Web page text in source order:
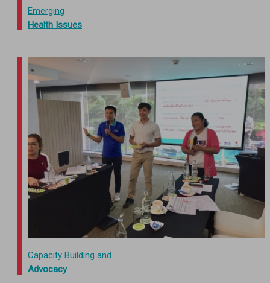
Emerging
Health Issues
Capacity Building and
Advocacy